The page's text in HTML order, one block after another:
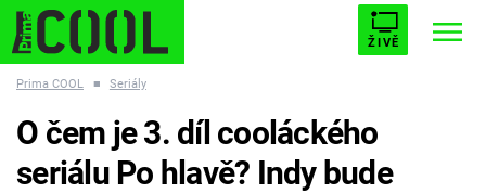
ŽIVĚ
ESCAPE PLNEJ KOTEL AVENGERS 5
Prima COOL ■ Seriály
O čem je 3. díl cooláckého
seriálu Po hlavě? Indy bude